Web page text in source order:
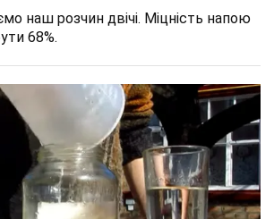
наш розчин двічі. Міцність напою
68%.